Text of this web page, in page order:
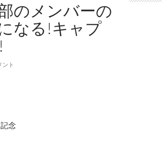
のメンバーの
なる!キャプ
ント
念